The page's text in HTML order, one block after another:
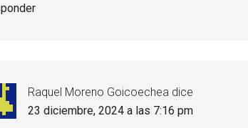
Raquel Moreno Goicoechea dice
23 diciembre, 2024 a las 7:16 pm